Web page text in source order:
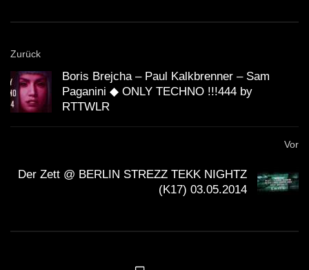
Zurück
Boris Brejcha – Paul Kalkbrenner – Sam
Paganini ◆ ONLY TECHNO !!!444 by
RTTWLR
Vor
Der Zett @ BERLIN STREZZ TEKK NIGHTZ
(K17) 03.05.2014